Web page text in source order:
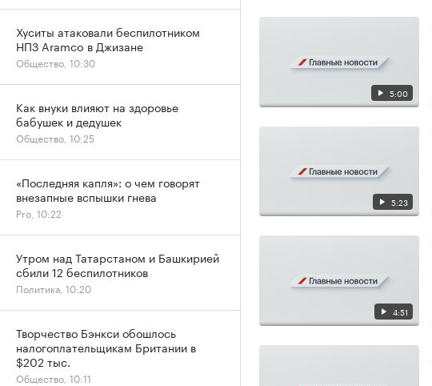
5:00
5:23
4:51
Хуситы атаковали беспилотником
НПЗ Aramco в Джизане
Общество, 10:30
Как внуки влияют на здоровье
бабушек и дедушек
Общество, 10:25
«Последняя капля»: о чем говорят
внезапные вспышки гнева
Pro, 10:22
Утром над Татарстаном и Башкирией
сбили 12 беспилотников
Политика, 10:20
Творчество Бэнкси обошлось
налогоплательщикам Британии в
$202 тыс.
Общество, 10:11